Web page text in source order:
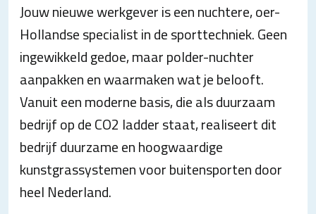
Jouw nieuwe werkgever is een nuchtere, oer-
Hollandse specialist in de sporttechniek. Geen
ingewikkeld gedoe, maar polder-nuchter
aanpakken en waarmaken wat je belooft.
Vanuit een moderne basis, die als duurzaam
bedrijf op de CO2 ladder staat, realiseert dit
bedrijf duurzame en hoogwaardige
kunstgrassystemen voor buitensporten door
heel Nederland.